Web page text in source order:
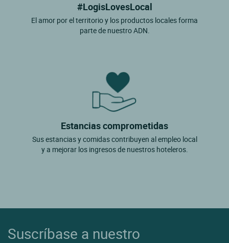
#LogisLovesLocal
El amor por el territorio y los productos locales forma
parte de nuestro ADN.
Estancias comprometidas
Sus estancias y comidas contribuyen al empleo local
y a mejorar los ingresos de nuestros hoteleros.
Suscríbase a nuestro